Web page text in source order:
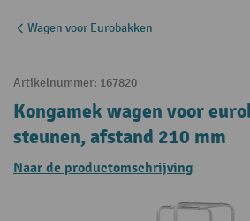
Wagen voor Eurobakken
Artikelnummer: 167820
Kongamek wagen voor
steunen, afstand 210 mm
Naar de productomschrijving